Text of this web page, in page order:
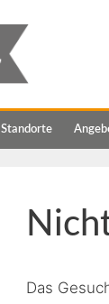
Standorte
Das